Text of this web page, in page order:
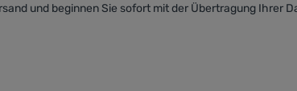
und beginnen Sie sofort mit der Übertragung Ihrer